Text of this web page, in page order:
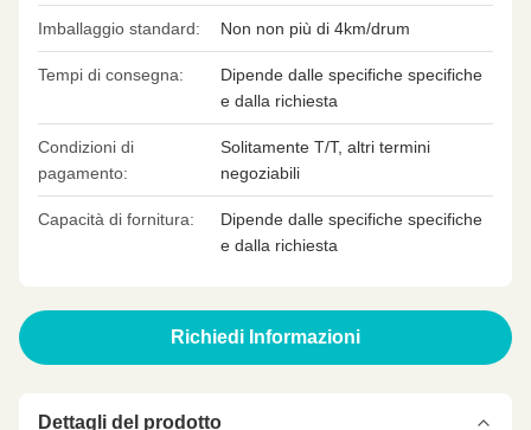
Imballaggio standard: Non non più di 4km/drum
Tempi di consegna:
Dipende dalle specifiche specifiche
e dalla richiesta
Condizioni di
pagamento:
Solitamente T/T, altri termini
negoziabili
Capacità di fornitura:
Dipende dalle specifiche specifiche
e dalla richiesta
Richiedi Informazioni
Dettagli del prodotto